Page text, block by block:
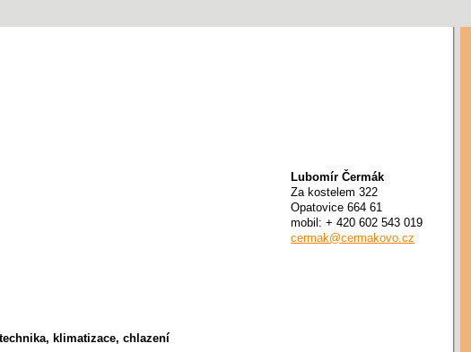
Lubomír Čermák
Za kostelem 322
Opatovice 664 61
mobil: + 420 602 543 019
cermak@cermakovo.cz
klimatizace, chlazení